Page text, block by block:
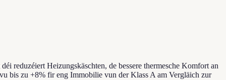
reduzéiert Heizungskäschten, de bessere thermesche Komfort an
bis zu +8% fir eng Immobilie vun der Klass A am Vergläich zur